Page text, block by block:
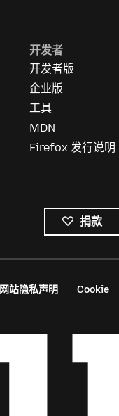
开发者
开发者版
企业版
工具
MDN
Firefox 发行说明
捐款
网站隐私声明 Cookie